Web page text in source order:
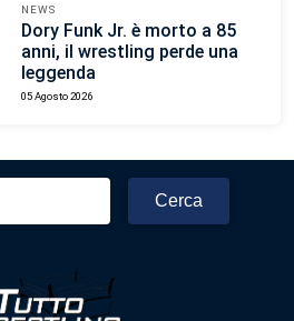
NEWS
Dory Funk Jr. è morto a 85
anni, il wrestling perde una
leggenda
05 Agosto 2026